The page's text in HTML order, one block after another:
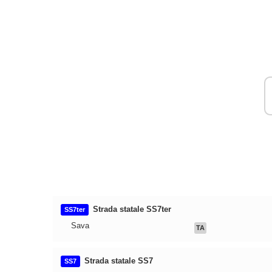
SS7ter
Strada statale SS7ter
Sava
TA
SS7 Strada statale SS7